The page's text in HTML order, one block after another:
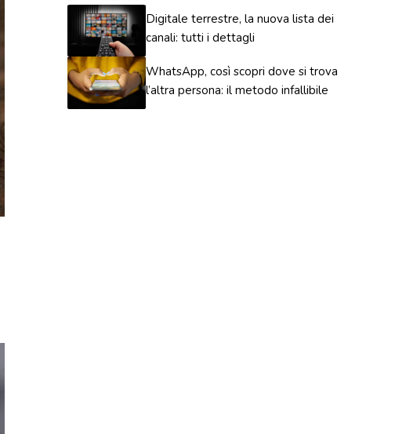
Digitale terrestre, la nuova lista dei
canali: tutti i dettagli
WhatsApp, così scopri dove si trova
l’altra persona: il metodo infallibile